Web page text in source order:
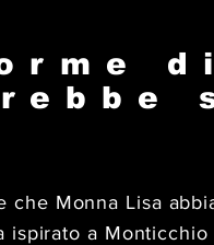
che Monna Lisa
ispirato a